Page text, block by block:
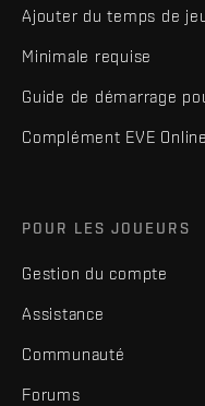
Ajouter du temps de
Minimale requise
Guide de démarrage
Complément EVE
POUR LES JOUEURS
Gestion du compte
Assistance
Communauté
Forums